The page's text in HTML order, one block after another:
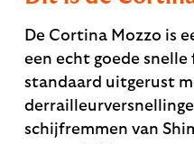
De Cortina Mozzo is
een echt goede
standaard uitgerust
schijfremmen van